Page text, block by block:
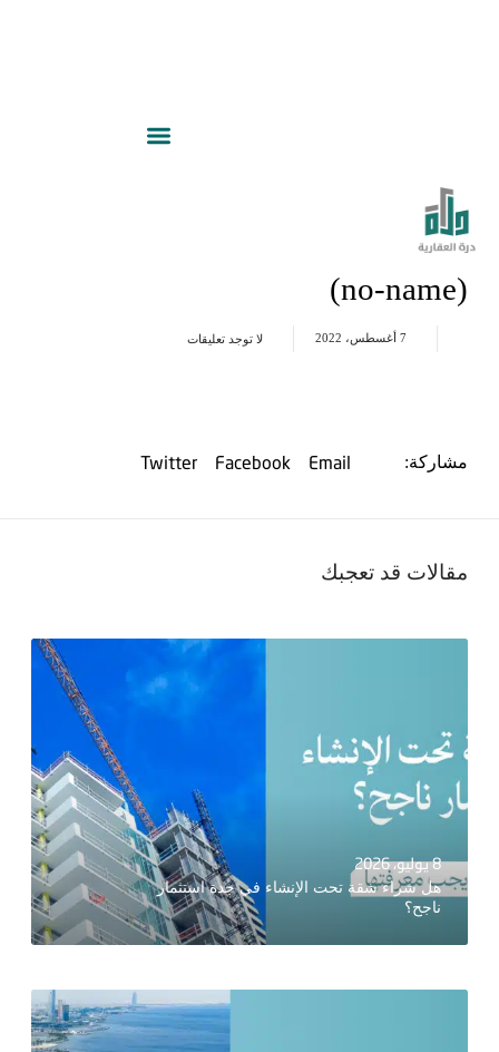
(no-name)
7 أغسطس، 2022 لا توجد تعليقات
مشاركة: Email
Facebook
Twitter
مقالات قد تعجبك
8 يوليو، 2026
هل شراء شقة تحت الإنشاء في جدة استثمار
ناجح؟